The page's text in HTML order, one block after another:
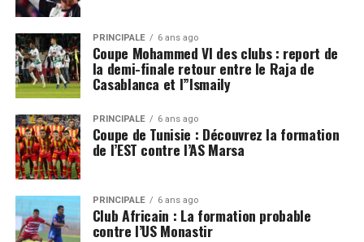
PRINCIPALE 6 ans ago
Coupe Mohammed VI des clubs : report de
la demi-finale retour entre le Raja de
Casablanca et l”Ismaily
PRINCIPALE 6 ans ago
Coupe de Tunisie : Découvrez la formation
de l’EST contre l’AS Marsa
PRINCIPALE 6 ans ago
Club Africain : La formation probable
contre l’US Monastir